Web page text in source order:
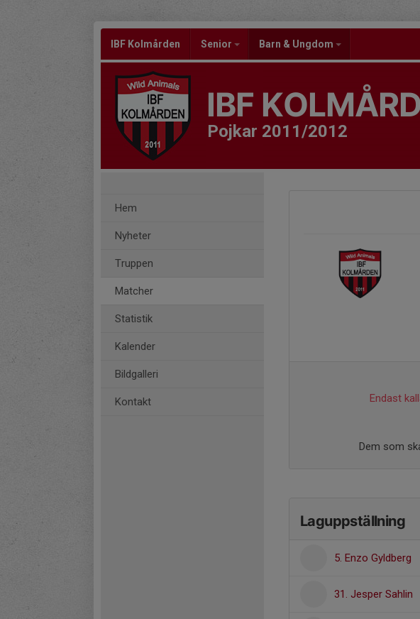
IBF Kolmården Senior Barn & Ungdom
IBF
Pojkar 2011/2012
Hem
Nyheter
Truppen
Matcher
Statistik
Kalender
Bildgalleri
Kontakt
Endast
Dem som
Laguppställning
5. Enzo Gyldberg
31. Jesper Sahlin